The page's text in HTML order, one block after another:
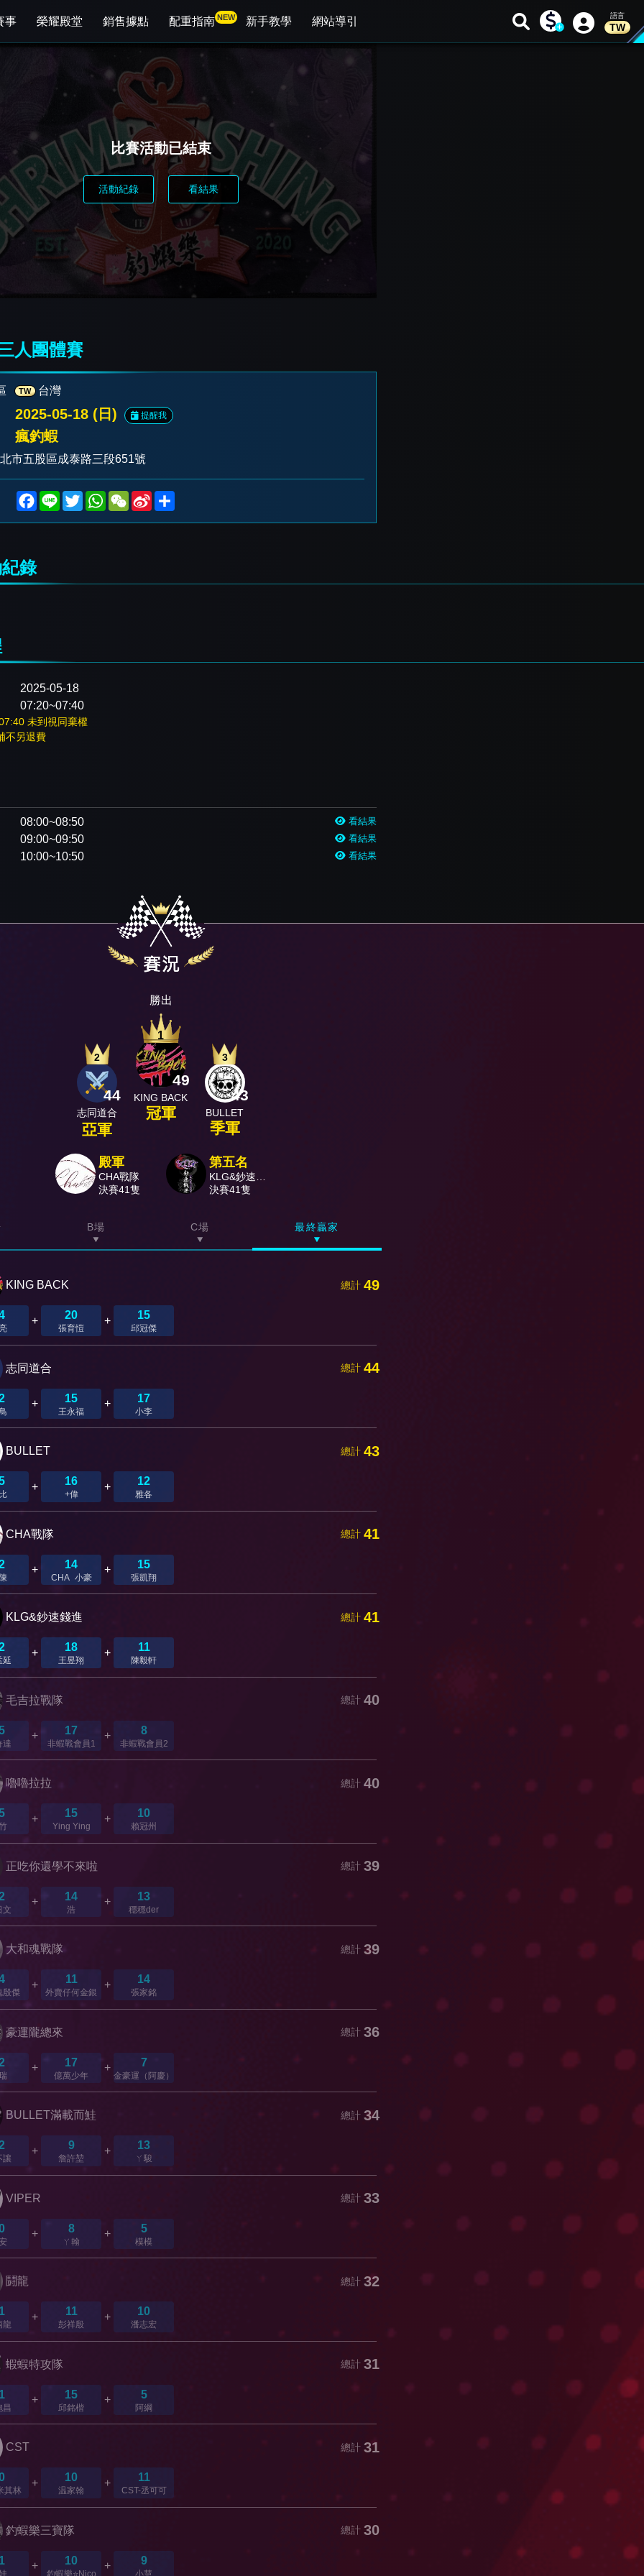
事 榮耀殿堂 銷售據點 配重指南NEW 新手教學 網站導引 TW
比賽活動已結束
活動紀錄 看結果
人團體賽
TW 台灣
2025-05-18 (日) 提醒我
瘋釣蝦
市五股區成泰路三段651號
F
a
o
k
L
T
w
W
h
W
e
S
o
錄
2025-05-18
07:20~07:40
未到視同棄權
不另退費
08:00~08:50 看結果
09:00~09:50 看結果
10:00~10:50 看結果
勝出
1
49
KING BACK
冠軍
2
44
志同道合
亞軍
3
43
BULLET
季軍
殿軍
CHA戰隊
決賽41隻
第五名
KLG&鈔速錢
進
決賽41隻
B場 C場 最終贏家
KING BACK 總計 49
+ 20
張育愷
+ 15
邱冠傑
志同道合 總計 44
+ 15
王永福
+ 17
小李
BULLET 總計 43
+ 16
+偉
+ 12
雅各
CHA戰隊 總計 41
+ 14
CHA_小豪
+ 15
張凱翔
KLG&鈔速錢進 總計 41
延
+ 18
王昱翔
+ 11
陳毅軒
毛吉拉戰隊 總計 40
達
+ 17
非蝦戰會員1
+ 8
非蝦戰會員2
嚕嚕拉拉 總計 40
+ 15
Ying Ying
+ 10
賴冠州
正吃你還學不來啦 總計 39
文
+ 14
浩
+ 13
穩穩der
大和魂戰隊 總計 39
殷傑
+ 11
外賣仔何金銀
+ 14
張家銘
豪運隴總來 總計 36
+ 17
億萬少年
+ 7
金豪運（阿慶）
BULLET滿載而鮭 總計 34
讓
+ 9
詹許堃
+ 13
ㄚ駿
VIPER 總計 33
+ 8
ㄚ翰
+ 5
模模
鬪龍 總計 32
龍
+ 11
彭祥殷
+ 10
潘志宏
蝦蝦特攻隊 總計 31
昌
+ 15
邱銘楷
+ 5
阿綱
CST 總計 31
其林
+ 10
温家翰
+ 11
CST-丞可可
釣蝦樂三寶隊 總計 30
+ 10
釣蝦樂⭐️Nico
+ 9
小慧